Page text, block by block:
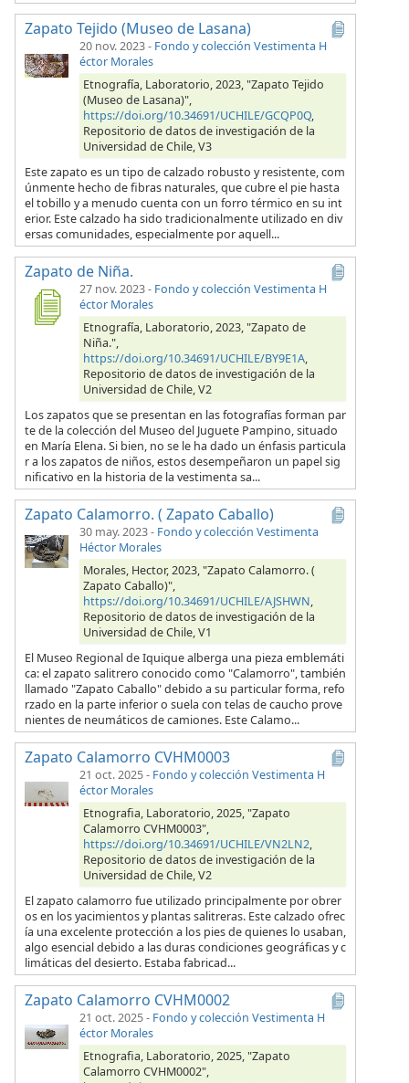
Zapato Tejido (Museo de Lasana)
20 nov. 2023- Fondo y colección Vestimenta H
éctor Morales
Etnografía, Laboratorio, 2023, "Zapato Tejido
(Museo de Lasana)",
https://doi.org/10.34691/UCHILE/GCQP0Q,
Repositorio de datos de investigación de la
Universidad de Chile, V3
Este zapato es un tipo de calzado robusto y resistente, com
únmente hecho de fibras naturales, que cubre el pie hasta
el tobillo y a menudo cuenta con un forro térmico en su int
erior. Este calzado ha sido tradicionalmente utilizado en div
ersas comunidades, especialmente por aquell...
Zapato de Niña.
27 nov. 2023- Fondo y colección Vestimenta H
éctor Morales
Etnografía, Laboratorio, 2023, "Zapato de
Niña.",
https://doi.org/10.34691/UCHILE/BY9E1A,
Repositorio de datos de investigación de la
Universidad de Chile, V2
Los zapatos que se presentan en las fotografías forman par
te de la colección del Museo del Juguete Pampino, situado
en María Elena. Si bien, no se le ha dado un énfasis particula
r a los zapatos de niños, estos desempeñaron un papel sig
nificativo en la historia de la vestimenta sa...
Zapato Calamorro. ( Zapato Caballo)
30 may. 2023- Fondo y colección Vestimenta
Héctor Morales
Morales, Hector, 2023, "Zapato Calamorro. (
Zapato Caballo)",
https://doi.org/10.34691/UCHILE/AJSHWN,
Repositorio de datos de investigación de la
Universidad de Chile, V1
El Museo Regional de Iquique alberga una pieza emblemáti
ca: el zapato salitrero conocido como "Calamorro", también
llamado "Zapato Caballo" debido a su particular forma, refo
rzado en la parte inferior o suela con telas de caucho prove
nientes de neumáticos de camiones. Este Calamo...
Zapato Calamorro CVHM0003
21 oct. 2025- Fondo y colección Vestimenta H
éctor Morales
Etnografia, Laboratorio, 2025, "Zapato
Calamorro CVHM0003",
https://doi.org/10.34691/UCHILE/VN2LN2,
Repositorio de datos de investigación de la
Universidad de Chile, V2
El zapato calamorro fue utilizado principalmente por obrer
os en los yacimientos y plantas salitreras. Este calzado ofrec
ía una excelente protección a los pies de quienes lo usaban,
algo esencial debido a las duras condiciones geográficas y c
limáticas del desierto. Estaba fabricad...
Zapato Calamorro CVHM0002
21 oct. 2025- Fondo y colección Vestimenta H
éctor Morales
Etnografia, Laboratorio, 2025, "Zapato
Calamorro CVHM0002",